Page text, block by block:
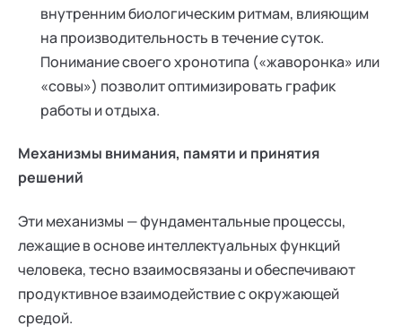
внутренним биологическим ритмам, влияющим
на производительность в течение суток.
Понимание своего хронотипа («жаворонка» или
«совы») позволит оптимизировать график
работы и отдыха.
Механизмы внимания, памяти и принятия
решений
Эти механизмы — фундаментальные процессы,
лежащие в основе интеллектуальных функций
человека, тесно взаимосвязаны и обеспечивают
продуктивное взаимодействие с окружающей
средой.